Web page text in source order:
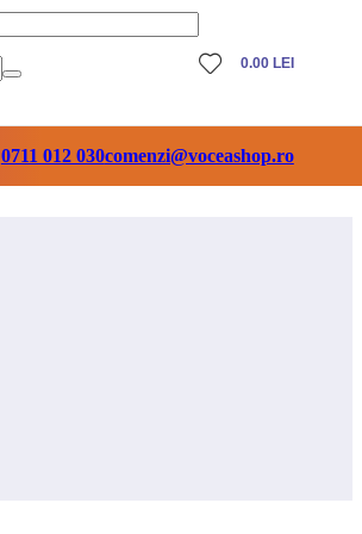
0.00 LEI
0711 012 030comenzi@voceashop.ro